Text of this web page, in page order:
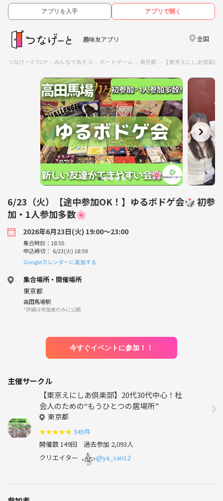
アプリを入手 アプリで開く
趣味友アプリ 全国
つなげーとTOP みんなであそぶ ボードゲーム 東京都 【東京えにしあ倶楽
6/23（火）【途中参加OK！】ゆるボドゲ会🎲 初参
加・1人参加多数🌸
2026年6月23日(火) 19:00〜23:00
集合時刻：18:55
申込締切： 6/23(火) 18:59
Googleカレンダーに追加する
集合場所・開催場所
東京都
高田馬場駅
*詳細は参加者のみに公開
今すぐイベントに参加！！
主催サークル
【東京えにしあ倶楽部】20代30代中心！社
会人のための“もうひとつの居場所”
東京都
★★★★★ 345件
開催数 149回 過去参加 2,093人
クリエイター
@ya_san12